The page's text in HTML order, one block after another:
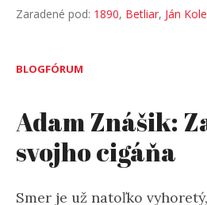
Zaradené pod: 1890, Betliar, Ján
BLOGFÓRUM
Adam Znášik:
svojho cigáňa
Smer je už natoľko